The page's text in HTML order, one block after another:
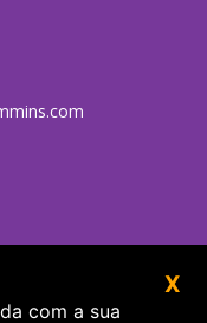
X
com a sua